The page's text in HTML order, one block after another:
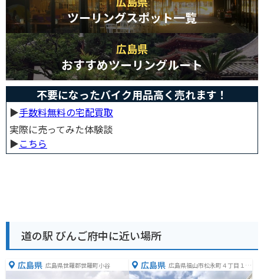
ツーリングスポット一覧
広島県
おすすめツーリングルート
不要になったバイク用品高く売れます！
▶︎手数料無料の宅配買取
実際に売ってみた体験談
▶︎こちら
道の駅 びんご府中に近い場所
広島県 広島県世羅郡世羅町小谷 広島県 広島県福山市松永町４丁目１６
−２７